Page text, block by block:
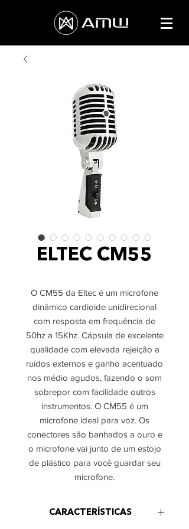
ELTEC CM55
O CM55 da Eltec é um microfone
dinâmico cardioide unidirecional
com resposta em frequência de
50hz a 15Khz. Cápsula de excelente
qualidade com elevada rejeição a
ruídos externos e ganho acentuado
nos médio agudos, fazendo o som
sobrepor com facilidade outros
instrumentos. O CM55 é um
microfone ideal para voz. Os
conectores são banhados a ouro e
o microfone vai junto de um estojo
de plástico para você guardar seu
microfone.
CARACTERÍSTICAS